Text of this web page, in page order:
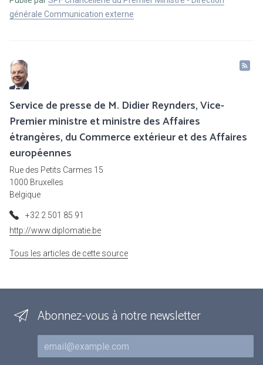
générale Communication externe
Service de presse de M. Didier Reynders, Vice-
Premier ministre et ministre des Affaires
étrangères, du Commerce extérieur et des Affaires
européennes
Rue des Petits Carmes 15
1000 Bruxelles
Belgique
+32 2 501 85 91
http://www.diplomatie.be
Tous les articles de cette source
Abonnez-vous à notre newsletter
Courriel